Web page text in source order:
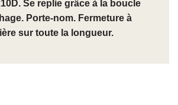
Se replie grâce à la boucle
Porte-nom. Fermeture à
sur toute la longueur.